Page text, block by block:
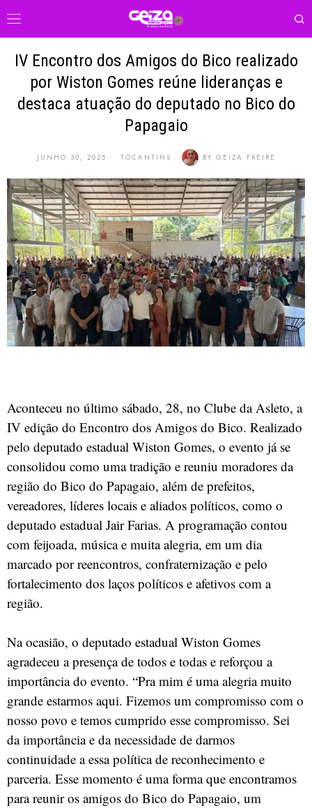
IV Encontro dos Amigos do Bico realizado
por Wiston Gomes reúne lideranças e
destaca atuação do deputado no Bico do
Papagaio
JUNHO 30, 2025 TOCANTINS BY GEIZA FREIRE
Aconteceu no último sábado, 28, no Clube da Asleto, a
IV edição do Encontro dos Amigos do Bico. Realizado
pelo deputado estadual Wiston Gomes, o evento já se
consolidou como uma tradição e reuniu moradores da
região do Bico do Papagaio, além de prefeitos,
vereadores, líderes locais e aliados políticos, como o
deputado estadual Jair Farias. A programação contou
com feijoada, música e muita alegria, em um dia
marcado por reencontros, confraternização e pelo
fortalecimento dos laços políticos e afetivos com a
região.
Na ocasião, o deputado estadual Wiston Gomes
agradeceu a presença de todos e todas e reforçou a
importância do evento. “Pra mim é uma alegria muito
grande estarmos aqui. Fizemos um compromisso com o
nosso povo e temos cumprido esse compromisso. Sei
da importância e da necessidade de darmos
continuidade a essa política de reconhecimento e
parceria. Esse momento é uma forma que encontramos
para reunir os amigos do Bico do Papagaio, um